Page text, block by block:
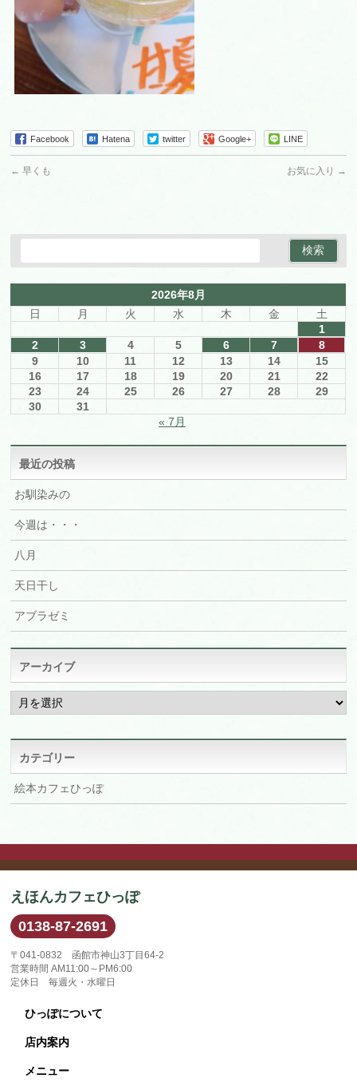
Facebook Hatena twitter Google+ LINE
← 早くも お気に入り →
2026年8月
日
月 火 水 木 金
土
1
2
3 4 5 6 7
8
9
10 11 12 13 14
15
16
17 18 19 20 21
22
23
24 25 26 27 28
29
30
31
« 7月
最近の投稿
お馴染みの
今週は・・・
八月
天日干し
アブラゼミ
アーカイブ
ア
ー
カ
カテゴリー
絵本カフェひっぽ
えほんカフェひっぽ
0138-87-2691
〒041-0832 函館市神山3丁目64-2
営業時間 AM11:00～PM6:00
定休日 毎週火・水曜日
ひっぽについて
店内案内
メニュー